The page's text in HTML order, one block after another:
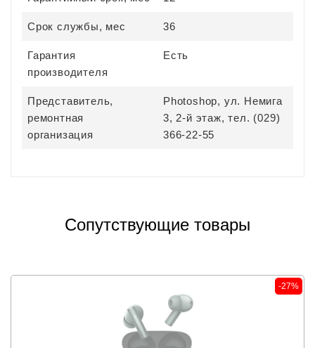
Срок службы, мес 36
Гарантия
производителя
Есть
Представитель,
ремонтная
организация
Photoshop, ул. Немига
3, 2-й этаж, тел. (029)
366-22-55
Сопутствующие товары
-27%